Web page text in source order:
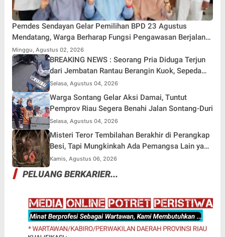
Pemprov Riau Segera Benahi Jalan Sontang-Duri
Selasa, Agustus 04, 2026
Misteri Teror Tembilahan Berakhir di Perangkap
Besi, Tapi Mungkinkah Ada Pemangsa Lain yang
Masih Mengintai ?
Kamis, Agustus 06, 2026
PELUANG BERKARIER...